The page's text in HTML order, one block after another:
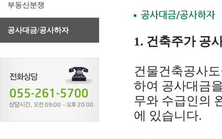
부동산분쟁
공사대금/공사하자
1. 건축주가 공
건물건축공사
하여 공사대금
무와 수급인의
에 있습니다.